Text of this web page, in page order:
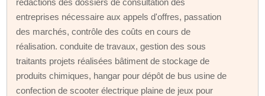
entreprises nécessaire aux appels d'offres, passation
des marchés, contrôle des coûts en cours de
réalisation. conduite de travaux, gestion des sous
traitants projets réalisées bâtiment de stockage de
produits chimiques, hangar pour dépôt de bus usine de
confection de scooter électrique plaine de jeux pour